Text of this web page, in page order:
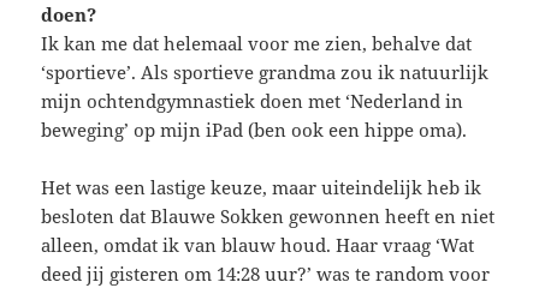
doen?
Ik kan me dat helemaal voor me zien, behalve dat
‘sportieve’. Als sportieve grandma zou ik natuurlijk
mijn ochtendgymnastiek doen met ‘Nederland in
beweging’ op mijn iPad (ben ook een hippe oma).
Het was een lastige keuze, maar uiteindelijk heb ik
besloten dat Blauwe Sokken gewonnen heeft en niet
alleen, omdat ik van blauw houd. Haar vraag ‘Wat
deed jij gisteren om 14:28 uur?’ was te random voor